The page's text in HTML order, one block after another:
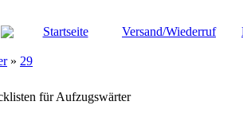
Startseite Versand/Wiederruf
» 29
für Aufzugswärter